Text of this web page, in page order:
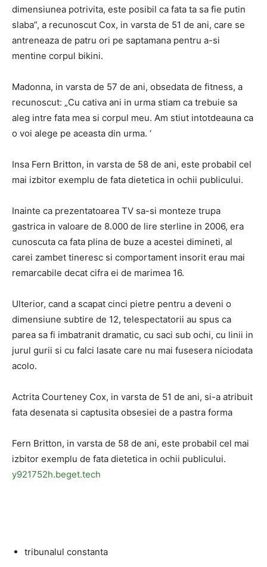
dimensiunea potrivita, este posibil ca fata ta sa fie putin
slaba”, a recunoscut Cox, in varsta de 51 de ani, care se
antreneaza de patru ori pe saptamana pentru a-si
mentine corpul bikini.
Madonna, in varsta de 57 de ani, obsedata de fitness, a
recunoscut: „Cu cativa ani in urma stiam ca trebuie sa
aleg intre fata mea si corpul meu. Am stiut intotdeauna ca
o voi alege pe aceasta din urma. ‘
Insa Fern Britton, in varsta de 58 de ani, este probabil cel
mai izbitor exemplu de fata dietetica in ochii publicului.
Inainte ca prezentatoarea TV sa-si monteze trupa
gastrica in valoare de 8.000 de lire sterline in 2006, era
cunoscuta ca fata plina de buze a acestei dimineti, al
carei zambet tineresc si comportament insorit erau mai
remarcabile decat cifra ei de marimea 16.
Ulterior, cand a scapat cinci pietre pentru a deveni o
dimensiune subtire de 12, telespectatorii au spus ca
parea sa fi imbatranit dramatic, cu saci sub ochi, cu linii in
jurul gurii si cu falci lasate care nu mai fusesera niciodata
acolo.
Actrita Courteney Cox, in varsta de 51 de ani, si-a atribuit
fata desenata si captusita obsesiei de a pastra forma
Fern Britton, in varsta de 58 de ani, este probabil cel mai
izbitor exemplu de fata dietetica in ochii publicului.
y921752h.beget.tech
tribunalul constanta